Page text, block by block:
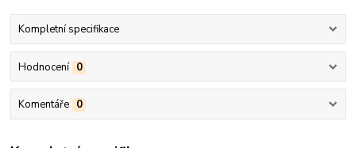
Kompletní specifikace
Hodnocení 0
Komentáře 0